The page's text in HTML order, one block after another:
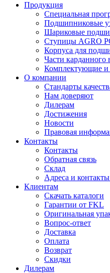
Продукция
Специальная
Подшипниковые
Шариковые
Ступицы AGRO
Корпуса для
Части карданного
Комплектующие и
О компании
Стандарты
Нам доверяют
Дилерам
Достижения
Новости
Правовая
Контакты
Контакты
Обратная связь
Склад
Адреса и
Клиентам
Скачать каталоги
Гарантии от FKL
Оригинальная
Вопрос-ответ
Доставка
Оплата
Возврат
Скидки
Дилерам